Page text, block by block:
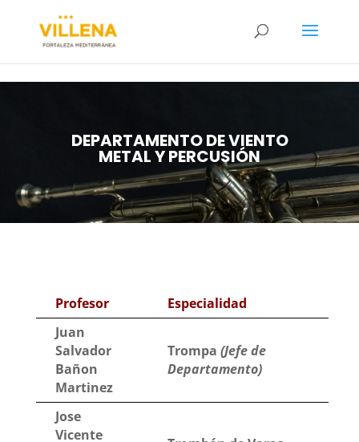
DEPARTAMENTO DE VIENTO
METAL Y PERCUSIÓN
Profesor
Especialidad
Juan
Salvador
Bañon
Martinez
Trompa (Jefe de
Departamento)
Jose
Vicente